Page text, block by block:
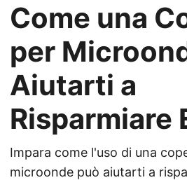
Come una
per
Aiutarti a
Risparmiare
Impara come l'uso di una
microonde può aiutarti a